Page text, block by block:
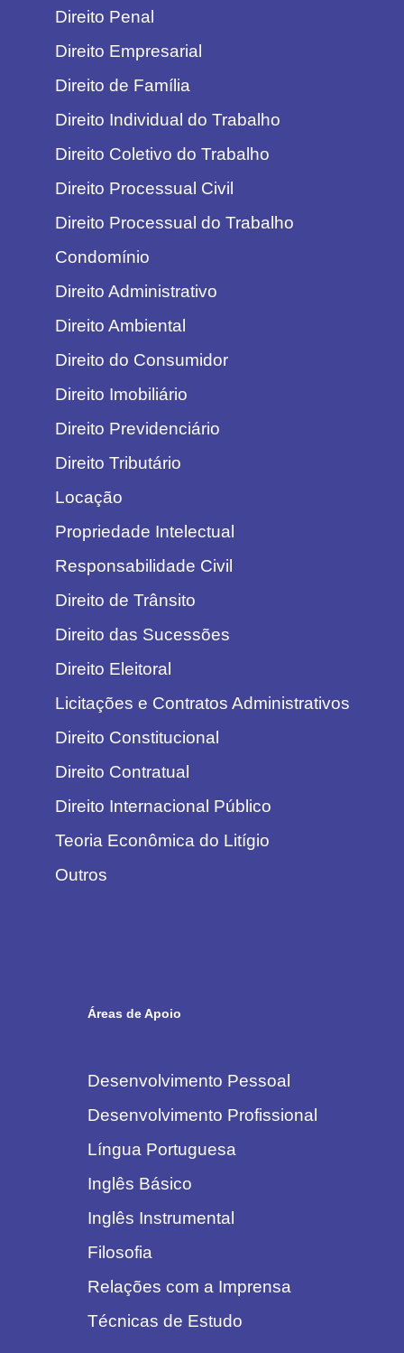
Direito Penal
Direito Empresarial
Direito de Família
Direito Individual do Trabalho
Direito Coletivo do Trabalho
Direito Processual Civil
Direito Processual do Trabalho
Condomínio
Direito Administrativo
Direito Ambiental
Direito do Consumidor
Direito Imobiliário
Direito Previdenciário
Direito Tributário
Locação
Propriedade Intelectual
Responsabilidade Civil
Direito de Trânsito
Direito das Sucessões
Direito Eleitoral
Licitações e Contratos Administrativos
Direito Constitucional
Direito Contratual
Direito Internacional Público
Teoria Econômica do Litígio
Outros
Áreas de Apoio
Desenvolvimento Pessoal
Desenvolvimento Profissional
Língua Portuguesa
Inglês Básico
Inglês Instrumental
Filosofia
Relações com a Imprensa
Técnicas de Estudo